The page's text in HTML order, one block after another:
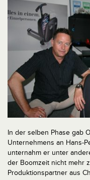
In der selben Phase gab
Unternehmens an Hans-
unternahm er unter
der Boomzeit nicht mehr
Produktionspartner aus